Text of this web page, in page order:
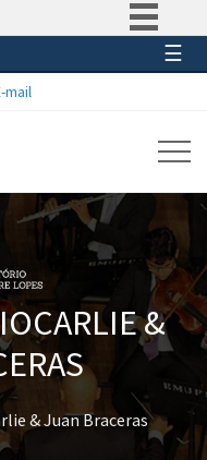
Simplifique!
à informação
Legislação
☰
mail
&
& Juan Braceras